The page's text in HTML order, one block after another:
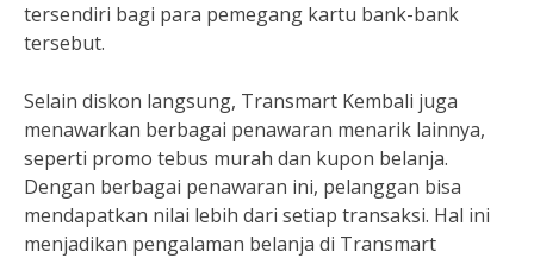
tersendiri bagi para pemegang kartu bank-bank
tersebut.
Selain diskon langsung, Transmart Kembali juga
menawarkan berbagai penawaran menarik lainnya,
seperti promo tebus murah dan kupon belanja.
Dengan berbagai penawaran ini, pelanggan bisa
mendapatkan nilai lebih dari setiap transaksi. Hal ini
menjadikan pengalaman belanja di Transmart